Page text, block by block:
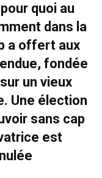
quoi au
dans la
a offert aux
fondée
un vieux
Une élection
sans cap
est